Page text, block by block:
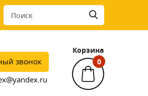
звонок
Корзина
0